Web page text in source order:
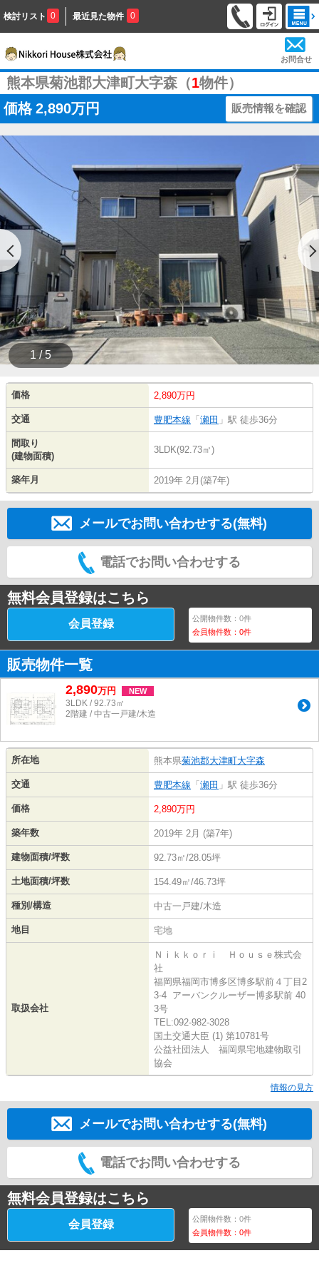
検討リスト 0 最近見た物件 0
お問合せ
熊本県菊池郡大津町大字森（1物件）
価格 2,890万円 販売情報を確認
1 / 5
価格 2,890万円
交通 豊肥本線 「 瀬田 」駅 徒歩36分
間取り
(建物面積)
3LDK(92.73㎡)
築年月 2019年 2月(築7年)
メールでお問い合わせする(無料)
電話でお問い合わせする
無料会員登録はこちら
会員登録 公開物件数：0件
会員物件数：0件
販売物件一覧
2,890万円 NEW
3LDK / 92.73㎡
2階建 / 中古一戸建/木造
所在地 熊本県菊池郡大津町大字森
交通 豊肥本線 「 瀬田 」駅 徒歩36分
価格 2,890万円
築年数 2019年 2月 (築7年)
建物面積/坪数 92.73㎡/28.05坪
土地面積/坪数 154.49㎡/46.73坪
種別/構造 中古一戸建/木造
地目 宅地
取扱会社
Ｎｉｋｋｏｒｉ Ｈｏｕｓｅ株式会
社
福岡県福岡市博多区博多駅前４丁目2
3-4 アーバンクルーザー博多駅前 40
3号
TEL:092-982-3028
国土交通大臣 (1) 第10781号
公益社団法人 福岡県宅地建物取引
協会
情報の見方
メールでお問い合わせする(無料)
電話でお問い合わせする
無料会員登録はこちら
会員登録 公開物件数：0件
会員物件数：0件